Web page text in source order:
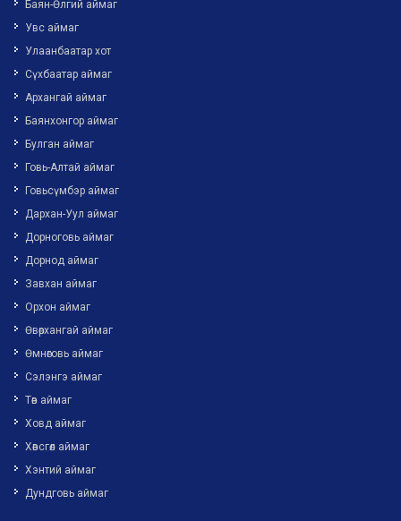
Баян-Өлгий аймаг
Увс аймаг
Улаанбаатар хот
Сүхбаатар аймаг
Архангай аймаг
Баянхонгор аймаг
Булган аймаг
Говь-Алтай аймаг
Говьсүмбэр аймаг
Дархан-Уул аймаг
Дорноговь аймаг
Дорнод аймаг
Завхан аймаг
Орхон аймаг
Өвөрхангай аймаг
Өмнөговь аймаг
Сэлэнгэ аймаг
Төв аймаг
Ховд аймаг
Хөвсгөл аймаг
Хэнтий аймаг
Дундговь аймаг